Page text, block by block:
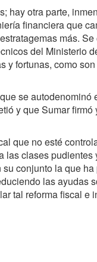
hay otra parte,
financiera que
más.
del Ministerio
y fortunas, como
se autodenominó
y que Sumar
que no esté
las clases
conjunto la que
las ayudas
tal reforma fiscal